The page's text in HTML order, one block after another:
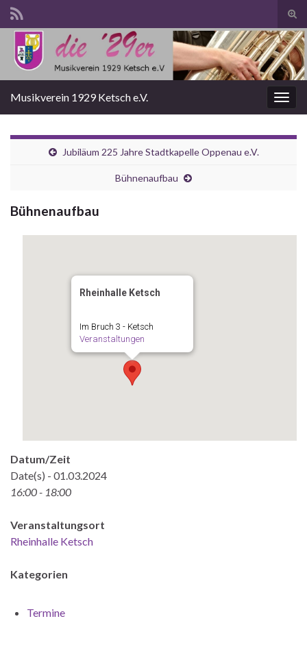
Search for:
Musikverein 1929 Ketsch e.V.
Jubiläum 225 Jahre Stadtkapelle Oppenau e.V.
Bühnenaufbau
Bühnenaufbau
Rheinhalle Ketsch
Im Bruch 3 - Ketsch
Veranstaltungen
Datum/Zeit
Date(s) - 01.03.2024
16:00 - 18:00
Veranstaltungsort
Rheinhalle Ketsch
Kategorien
Termine